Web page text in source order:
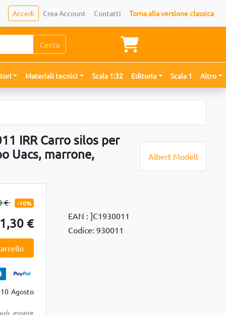
Accedi Crea Account Contatti Torna alla versione classica
Cerca
Materiali tecnici Scala 1:32 Editoria Scala 1 Altro
IRR Carro silos per
Uacs, marrone,
Albert Modell
€ -10%
€
Agosto
essere
EAN : ]C1930011
Codice: 930011